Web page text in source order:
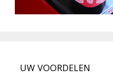
UW VOORDELEN